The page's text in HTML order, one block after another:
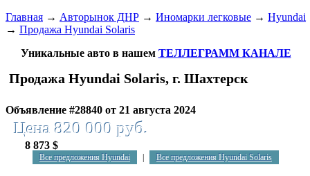
Главная → Авторынок ДНР → Иномарки легковые → Hyundai
→ Продажа Hyundai Solaris
Уникальные авто в нашем ТЕЛЛЕГРАММ КАНАЛЕ
Продажа Hyundai Solaris, г. Шахтерск
Объявление #28840 от 21 августа 2024
Цена 820 000 руб.
8 873 $
Все предложения Hyundai Все предложения Hyundai Solaris